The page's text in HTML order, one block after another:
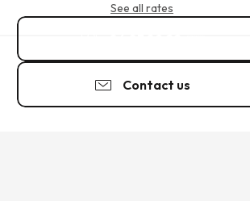
See all rates
Contact us